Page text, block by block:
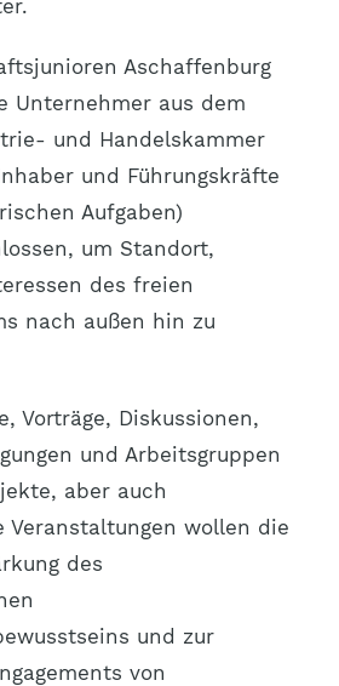
Aschaffenburg
Unternehmer aus dem
und Handelskammer
und Führungskräfte
Aufgaben)
um Standort,
des freien
nach außen hin zu
Vorträge, Diskussionen,
und Arbeitsgruppen
aber auch
Veranstaltungen wollen die
des
und zur
von